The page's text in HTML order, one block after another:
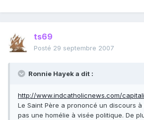
ts69
Posté 29 septembre 2007
Ronnie Hayek a dit :
http://www.indcatholicnews.com/
Le Saint Père a prononcé un discours
pas une homélie à visée politique. De